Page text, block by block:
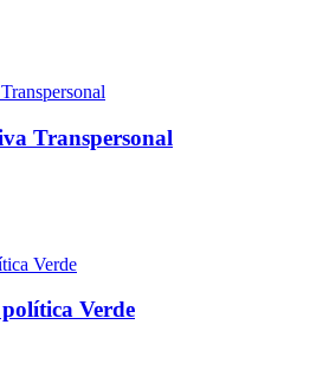
Transpersonal
Verde